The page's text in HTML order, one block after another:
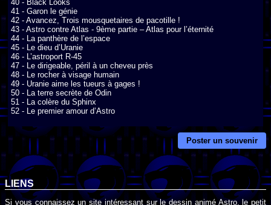
40 - Black Looks
41 - Garon le génie
42 - Avancez, Trois mousquetaires de pacotille !
43 - Astro contre Atlas - 9ème partie – Atlas pour l’éternité
44 - La panthère de l’espace
45 - Le dieu d’Uranie
46 - L’astroport R-45
47 - Le dirigeable, péril à un cheveu près
48 - Le rocher à visage humain
49 - Uranie aime les tueurs à gages !
50 - La terre secrète de Odin
51 - La colère du Sphinx
52 - Le premier amour d’Astro
Poster un souvenir
LIENS
Si vous connaissez un site intéressant sur le dessin animé Astro, le petit